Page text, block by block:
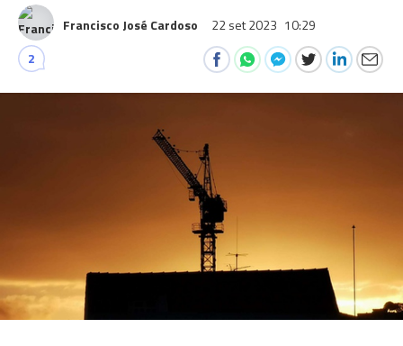
Francisco José Cardoso 22 set 2023 10:29
2